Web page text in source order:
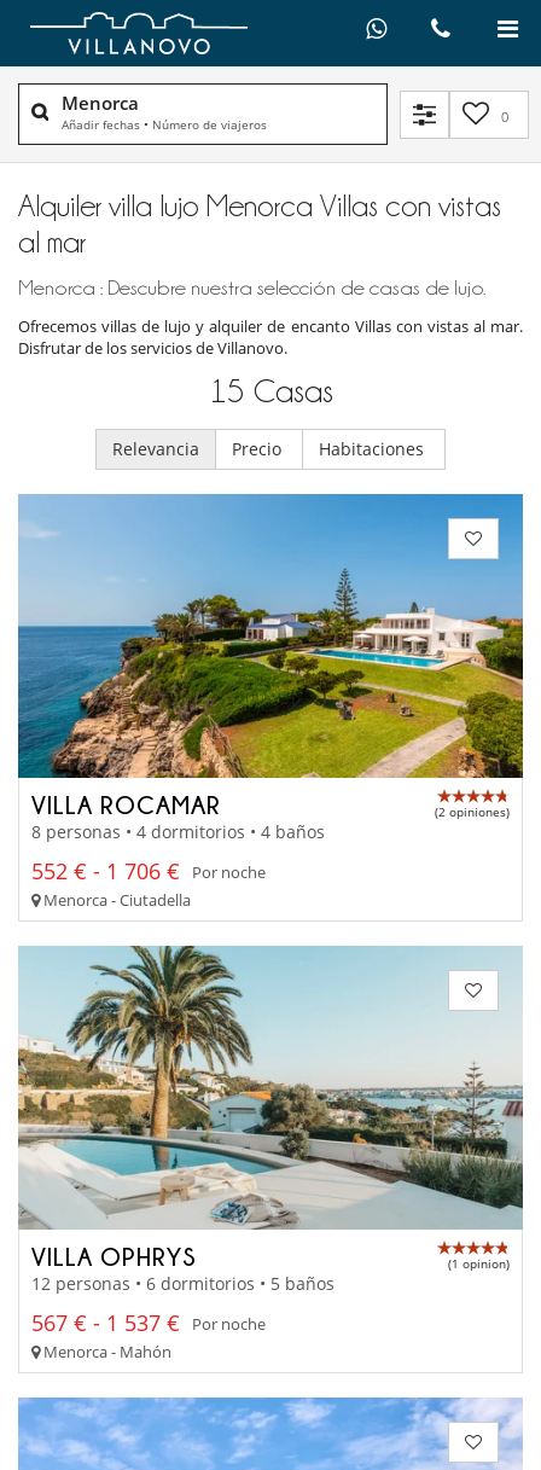
Menorca
Añadir fechas • Número de viajeros 0
Alquiler villa lujo Menorca Villas con vistas
al mar
Menorca : Descubre nuestra selección de casas de lujo.
Ofrecemos villas de lujo y alquiler de encanto Villas con vistas al mar.
Disfrutar de los servicios de Villanovo.
15 Casas
Relevancia Precio Habitaciones
VILLA ROCAMAR (2 opiniones)
8 personas • 4 dormitorios • 4 baños
552 € - 1 706 €
Por noche
Menorca - Ciutadella
VILLA OPHRYS (1 opinion)
12 personas • 6 dormitorios • 5 baños
567 € - 1 537 €
Por noche
Menorca - Mahón